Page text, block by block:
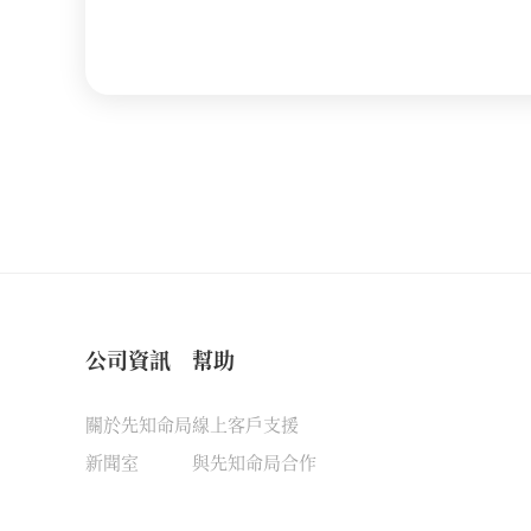
公司資訊
關於先知命局
新聞室
幫助
線上客戶支援
與先知命局合作